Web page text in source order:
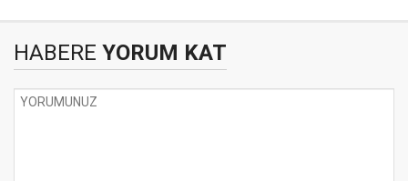
HABERE YORUM KAT